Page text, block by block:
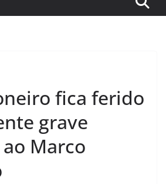
fica ferido
grave
Marco